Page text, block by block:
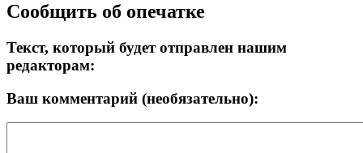
Сообщить об опечатке
Текст, который будет отправлен нашим
редакторам:
Ваш комментарий (необязательно):